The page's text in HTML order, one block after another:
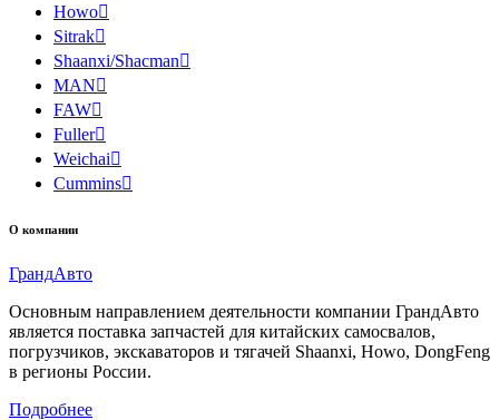
Howo
Sitrak
Shaanxi/Shacman
MAN
FAW
Fuller
Weichai
Cummins
О компании
ГрандАвто
Основным направлением деятельности компании ГрандАвто
является поставка запчастей для китайских самосвалов,
погрузчиков, экскаваторов и тягачей Shaanxi, Howo, DongFeng
в регионы России.
Подробнее